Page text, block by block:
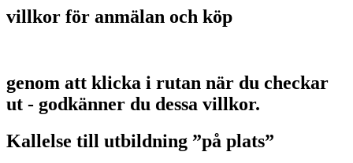
villkor för anmälan och köp
genom att klicka i rutan när du checkar
ut - godkänner du dessa villkor.
Kallelse till utbildning ”på plats”